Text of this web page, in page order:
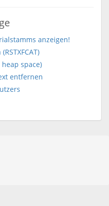
anzeigen!
heap space)
entfernen